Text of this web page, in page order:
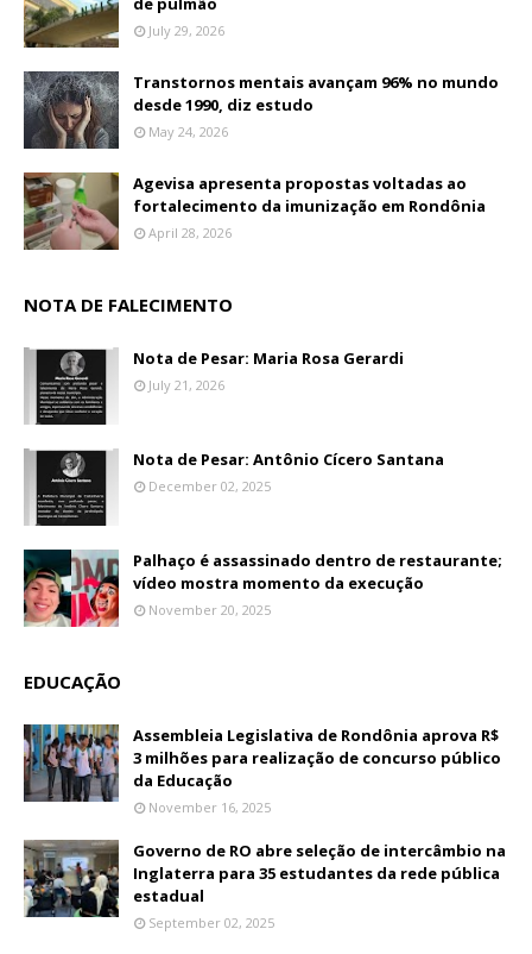
July 29, 2026
Transtornos mentais avançam 96% no mundo
desde 1990, diz estudo
May 24, 2026
Agevisa apresenta propostas voltadas ao
fortalecimento da imunização em Rondônia
April 28, 2026
NOTA DE FALECIMENTO
Nota de Pesar: Maria Rosa Gerardi
July 21, 2026
Nota de Pesar: Antônio Cícero Santana
December 02, 2025
Palhaço é assassinado dentro de restaurante;
vídeo mostra momento da execução
November 20, 2025
EDUCAÇÃO
Assembleia Legislativa de Rondônia aprova R$
3 milhões para realização de concurso público
da Educação
November 16, 2025
Governo de RO abre seleção de intercâmbio na
Inglaterra para 35 estudantes da rede pública
estadual
September 02, 2025